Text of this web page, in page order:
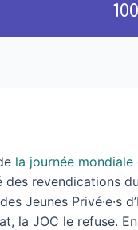
la journée
revendications
Jeunes
la JOC le refuse.